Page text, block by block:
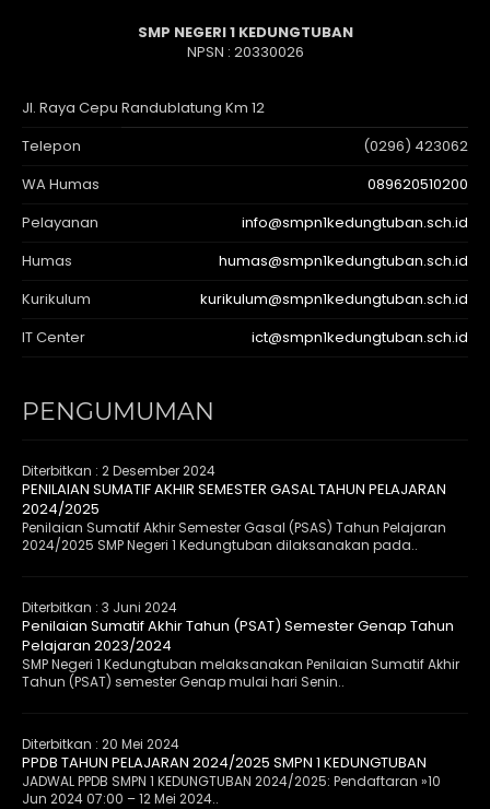
SMP NEGERI 1 KEDUNGTUBAN
NPSN : 20330026
Jl. Raya Cepu Randublatung Km 12
Telepon
(0296) 423062
WA Humas
089620510200
Pelayanan
info@smpn1kedungtuban.sch.id
Humas
humas@smpn1kedungtuban.sch.id
Kurikulum
kurikulum@smpn1kedungtuban.sch.id
IT Center
ict@smpn1kedungtuban.sch.id
PENGUMUMAN
Diterbitkan : 2 Desember 2024
PENILAIAN SUMATIF AKHIR SEMESTER GASAL TAHUN PELAJARAN
2024/2025
Penilaian Sumatif Akhir Semester Gasal (PSAS) Tahun Pelajaran
2024/2025 SMP Negeri 1 Kedungtuban dilaksanakan pada..
Diterbitkan : 3 Juni 2024
Penilaian Sumatif Akhir Tahun (PSAT) Semester Genap Tahun
Pelajaran 2023/2024
SMP Negeri 1 Kedungtuban melaksanakan Penilaian Sumatif Akhir
Tahun (PSAT) semester Genap mulai hari Senin..
Diterbitkan : 20 Mei 2024
PPDB TAHUN PELAJARAN 2024/2025 SMPN 1 KEDUNGTUBAN
JADWAL PPDB SMPN 1 KEDUNGTUBAN 2024/2025: Pendaftaran »10
Jun 2024 07:00 – 12 Mei 2024..